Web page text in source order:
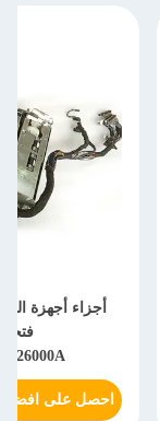
أجزاء أجهزة
26000A
احصل على